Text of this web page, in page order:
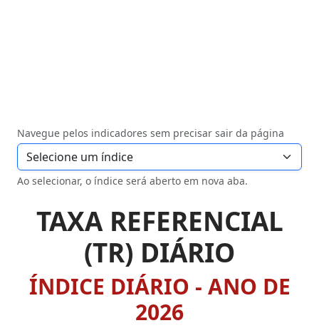
Navegue pelos indicadores sem precisar sair da página
Ao selecionar, o índice será aberto em nova aba.
TAXA REFERENCIAL
(TR) DIÁRIO
ÍNDICE DIÁRIO - ANO DE
2026